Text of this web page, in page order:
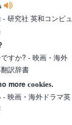
- 研究社 英和コンピュ
すか? - 映画・海外
訳辞書
more cookies.
- 映画・海外ドラマ英